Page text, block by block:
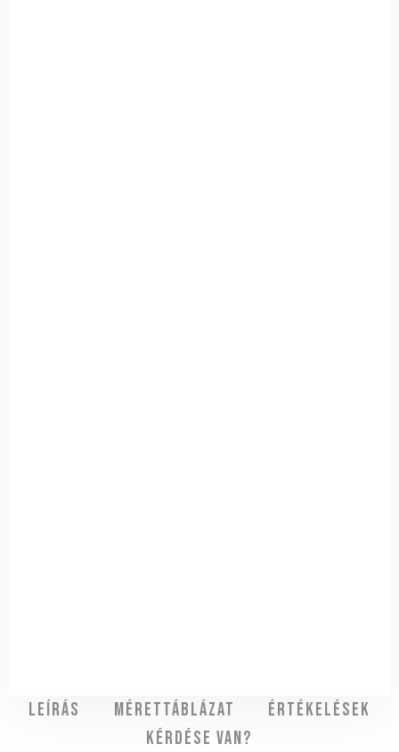
Leírás Mérettáblázat
Értékelések
Kérdése van?